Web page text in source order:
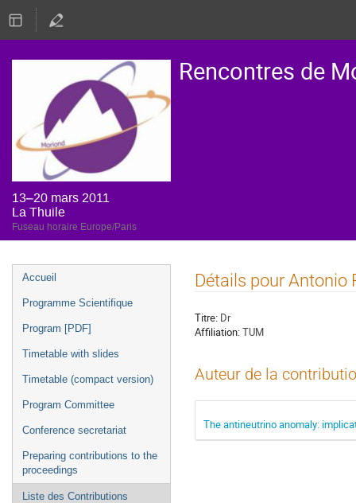
Rencontres de
13–20 mars 2011
La Thuile
Fuseau horaire Europe/Paris
Menu
de
Accueil
Programme Scientifique
Program [PDF]
Timetable with slides
Timetable (compact version)
Program Committee
Conference secretariat
Preparing contributions to the
proceedings
Liste des Contributions
Détails pour Antonio
Titre: Dr
Affiliation:TUM
Auteur de la
The antineutrino anomaly: